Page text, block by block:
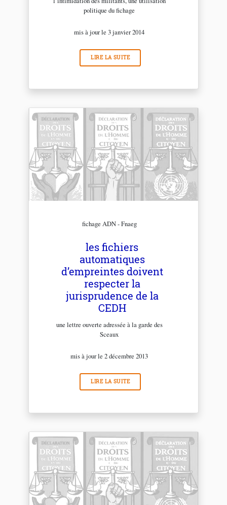
politique du fichage
mis à jour le 3 janvier 2014
LIRE LA SUITE
fichage ADN - Fnaeg
les fichiers
automatiques
d’empreintes doivent
respecter la
jurisprudence de la
CEDH
une lettre ouverte adressée à la garde des
Sceaux
mis à jour le 2 décembre 2013
LIRE LA SUITE